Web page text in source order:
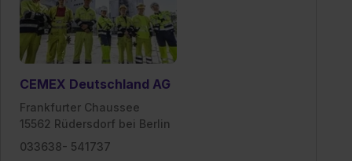
CEMEX Deutschland AG
Frankfurter Chaussee
15562 Rüdersdorf bei Berlin
033638- 541737